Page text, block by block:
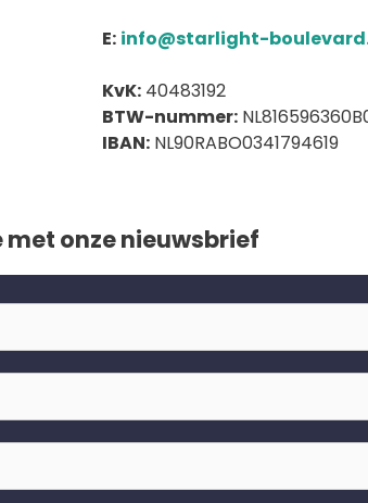
E: info@starlight-
KvK: 40483192
BTW-nummer:
IBAN: NL90RABO0341794619
met onze nieuwsbrief